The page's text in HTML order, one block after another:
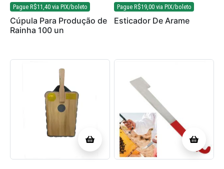
Pague R$11,40 via PIX/boleto
Cúpula Para Produção de
Rainha 100 un
Pague R$19,00 via PIX/boleto
Esticador De Arame